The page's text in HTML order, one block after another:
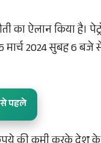
का ऐलान किया है।
2024 सुबह 6 बजे से
पहले